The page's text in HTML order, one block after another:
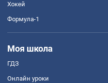
Хокей
Формула-1
Моя школа
ГДЗ
Онлайн уроки